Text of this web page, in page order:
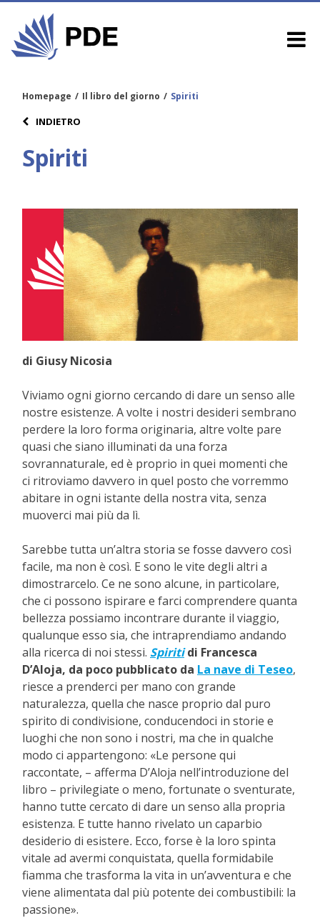
Homepage / Il libro del giorno / Spiriti
INDIETRO
Spiriti
di Giusy Nicosia
Viviamo ogni giorno cercando di dare un senso alle
nostre esistenze. A volte i nostri desideri sembrano
perdere la loro forma originaria, altre volte pare
quasi che siano illuminati da una forza
sovrannaturale, ed è proprio in quei momenti che
ci ritroviamo davvero in quel posto che vorremmo
abitare in ogni istante della nostra vita, senza
muoverci mai più da lì.
Sarebbe tutta un’altra storia se fosse davvero così
facile, ma non è così. E sono le vite degli altri a
dimostrarcelo. Ce ne sono alcune, in particolare,
che ci possono ispirare e farci comprendere quanta
bellezza possiamo incontrare durante il viaggio,
qualunque esso sia, che intraprendiamo andando
alla ricerca di noi stessi. Spiritidi Francesca
D’Aloja, da poco pubblicato da La nave di Teseo,
riesce a prenderci per mano con grande
naturalezza, quella che nasce proprio dal puro
spirito di condivisione, conducendoci in storie e
luoghi che non sono i nostri, ma che in qualche
modo ci appartengono: «Le persone qui
raccontate, – afferma D’Aloja nell’introduzione del
libro – privilegiate o meno, fortunate o sventurate,
hanno tutte cercato di dare un senso alla propria
esistenza. E tutte hanno rivelato un caparbio
desiderio di esistere. Ecco, forse è la loro spinta
vitale ad avermi conquistata, quella formidabile
fiamma che trasforma la vita in un’avventura e che
viene alimentata dal più potente dei combustibili: la
passione».